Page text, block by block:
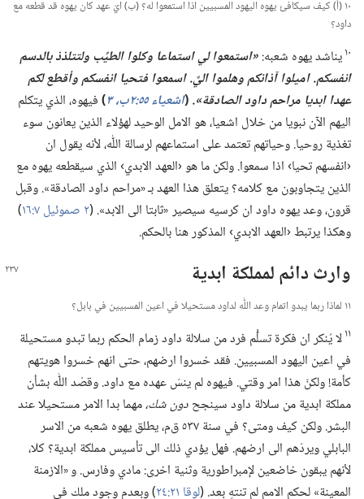
١٠ (‏أ)‏ كيف سيكافئ يهوه اليهود المسبيين اذا استمعوا له؟‏ (‏ب)‏ ايّ عهد كان يهوه قد قطعه مع
داود؟‏
١٠يناشد يهوه شعبه:‏‏«استمعوا لي استماعا وكلوا الطيِّب ولتتلذذ بالدسم
انفسكم.‏اميلوا آذانكم وهلموا اليَّ.‏ اسمعوا فتحيا انفسكم وأقطع لكم
عهدا ابديا مراحم داود الصادقة».‏(‏اشعياء ٥٥:‏٢ب،‏ ٣‏)‏فيهوه،‏ الذي يتكلم
اليهم الآن نبويا من خلال اشعيا،‏ هو الامل الوحيد لهؤلاء الذين يعانون سوء
تغذية روحيا.‏ وحياتهم تعتمد على استماعهم لرسالة اللّٰه،‏ لأنه يقول ان
‹انفسهم تحيا› اذا سمعوا.‏ ولكن ما هو ‹العهد الابدي› الذي سيقطعه يهوه مع
الذين يتجاوبون مع كلامه؟‏ يتعلق هذا العهد بـ‍ «مراحم داود الصادقة».‏ وقبل
قرون،‏ وعد يهوه داود ان كرسيه سيصير «ثابتا الى الابد».‏ (‏٢ صموئيل ٧:‏١٦
‏)‏
وهكذا يرتبط ‹العهد الابدي› المذكور هنا بالحكم.‏
وارث دائم لمملكة ابدية
١١ لماذا ربما يبدو اتمام وعد اللّٰه لداود مستحيلا في اعين المسبيين في بابل؟‏
١١لا يُنكر ان فكرة تسلُّم فرد من سلالة داود زمام الحكم ربما تبدو مستحيلة
في اعين اليهود المسبيين.‏ فقد خسروا ارضهم،‏ حتى انهم خسروا هويتهم
كأمة!‏ ولكنّ هذا امر وقتي.‏ فيهوه لم ينسَ عهده مع داود.‏ وقصْد اللّٰه بشأن
مملكة ابدية من سلالة داود سينجحدون شك،‏مهما بدا الامر مستحيلا عند
البشر.‏ ولكن كيف ومتى؟‏ في سنة ٥٣٧ ق‌م،‏ يطلق يهوه شعبه من الاسر
البابلي ويردّهم الى ارضهم.‏ فهل يؤدي ذلك الى تأسيس مملكة ابدية؟‏ كلا،‏
لأنهم يبقون خاضعين لإمبراطورية وثنية اخرى:‏ مادي وفارس.‏ و «الازمنة
المعينة» لحكم الامم لم تنتهِ بعد.‏ (‏لوقا ٢١:‏٢٤ ‏)‏ وبعدم وجود ملك في